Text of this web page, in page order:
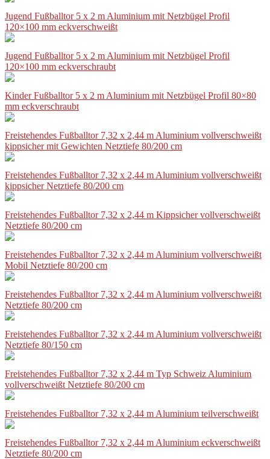
Jugend Fußballtor 5 x 2 m Aluminium mit Netzbügel Profil
120×100 mm eckverschweißt
Jugend Fußballtor 5 x 2 m Aluminium mit Netzbügel Profil
120×100 mm eckverschraubt
Kinder Fußballtor 5 x 2 m Aluminium mit Netzbügel Profil 80×80
mm eckverschraubt
Freistehendes Fußballtor 7,32 x 2,44 m Aluminium vollverschweißt
kippsicher mit Gewichten Netztiefe 80/200 cm
Freistehendes Fußballtor 7,32 x 2,44 m Aluminium vollverschweißt
kippsicher Netztiefe 80/200 cm
Freistehendes Fußballtor 7,32 x 2,44 m Kippsicher vollverschweißt
Netztiefe 80/200 cm
Freistehendes Fußballtor 7,32 x 2,44 m Aluminium vollverschweißt
Mobil Netztiefe 80/200 cm
Freistehendes Fußballtor 7,32 x 2,44 m Aluminium vollverschweißt
Netztiefe 80/200 cm
Freistehendes Fußballtor 7,32 x 2,44 m Aluminium vollverschweißt
Netztiefe 80/150 cm
Freistehendes Fußballtor 7,32 x 2,44 m Typ Schweiz Aluminium
vollverschweißt Netztiefe 80/200 cm
Freistehendes Fußballtor 7,32 x 2,44 m Aluminium teilverschweißt
Freistehendes Fußballtor 7,32 x 2,44 m Aluminium eckverschweißt
Netztiefe 80/200 cm